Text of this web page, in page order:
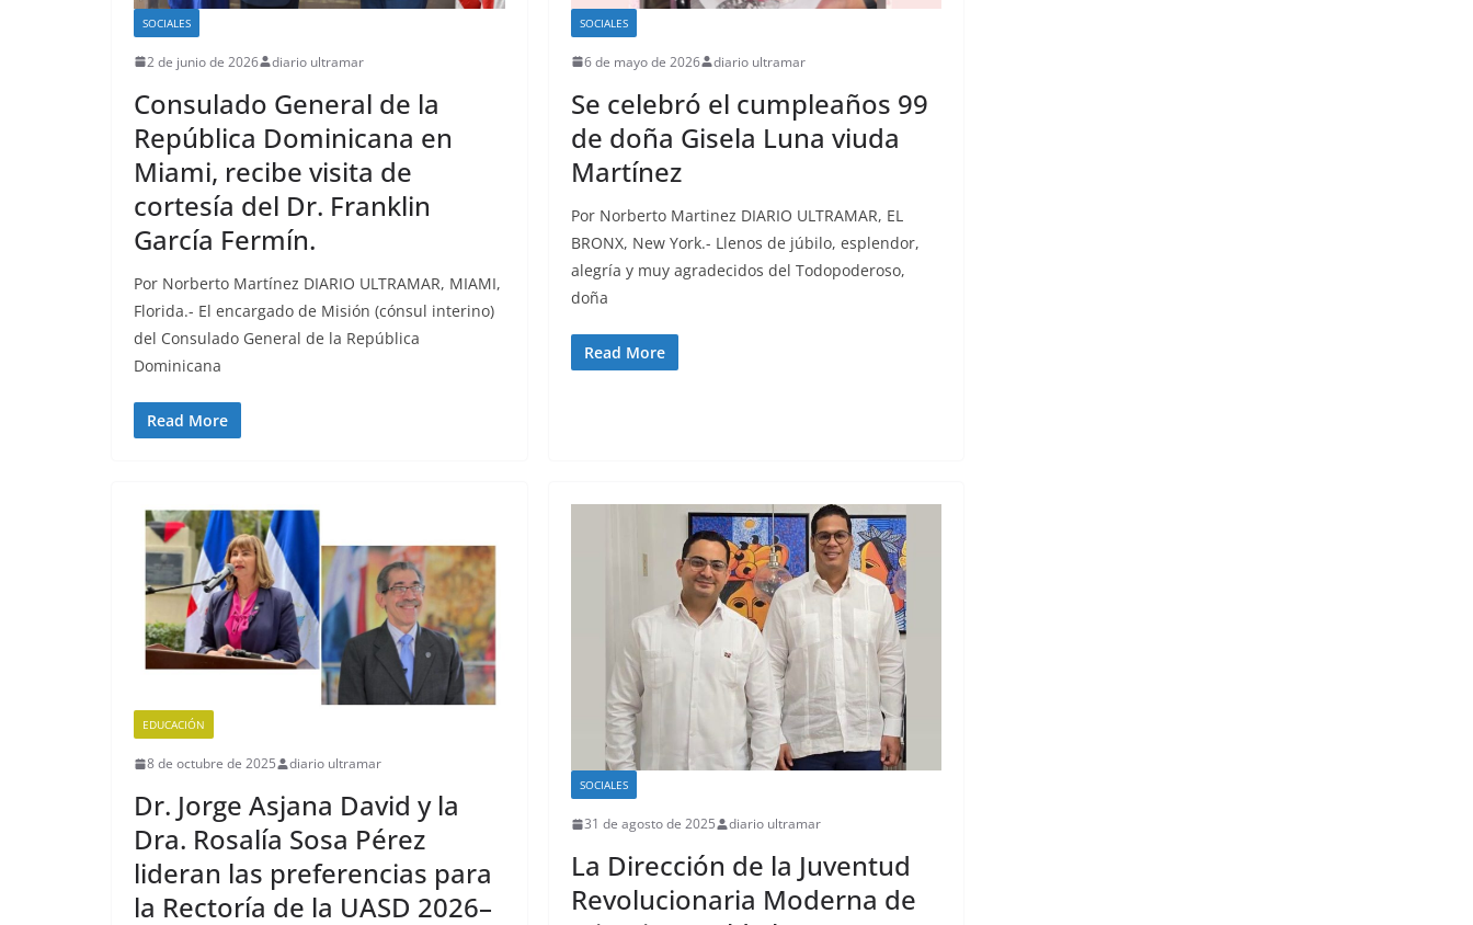
SOCIALES
2 de junio de 2026 diario ultramar
Consulado General de la
República Dominicana en
Miami, recibe visita de
cortesía del Dr. Franklin
García Fermín.
Por Norberto Martínez DIARIO ULTRAMAR, MIAMI,
Florida.- El encargado de Misión (cónsul interino)
del Consulado General de la República
Dominicana
Read More
SOCIALES
6 de mayo de 2026 diario ultramar
Se celebró el cumpleaños 99
de doña Gisela Luna viuda
Martínez
Por Norberto Martinez DIARIO ULTRAMAR, EL
BRONX, New York.- Llenos de júbilo, esplendor,
alegría y muy agradecidos del Todopoderoso,
doña
Read More
EDUCACIÓN
8 de octubre de 2025 diario ultramar
Dr. Jorge Asjana David y la
Dra. Rosalía Sosa Pérez
lideran las preferencias para
la Rectoría de la UASD 2026–
SOCIALES
31 de agosto de 2025 diario ultramar
La Dirección de la Juventud
Revolucionaria Moderna de